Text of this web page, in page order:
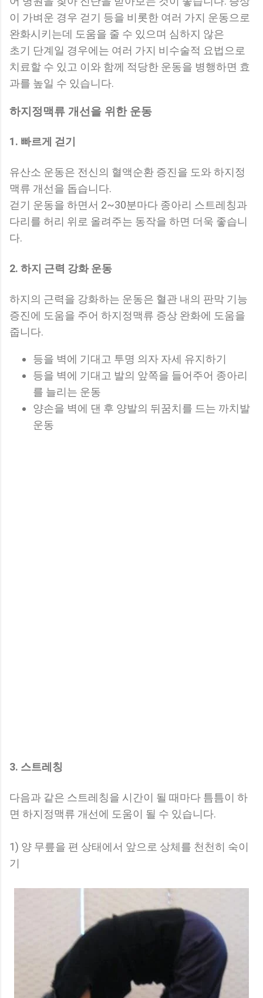
이 가벼운 경우 걷기 등을 비롯한 여러 가지 운동으로
완화시키는데 도움을 줄 수 있으며 심하지 않은
초기 단계일 경우에는 여러 가지 비수술적 요법으로
치료할 수 있고 이와 함께 적당한 운동을 병행하면 효
과를 높일 수 있습니다.
하지정맥류 개선을 위한 운동
1. 빠르게 걷기
유산소 운동은 전신의 혈액순환 증진을 도와 하지정
맥류 개선을 돕습니다.
걷기 운동을 하면서 2~30분마다 종아리 스트레칭과
다리를 허리 위로 올려주는 동작을 하면 더욱 좋습니
다.
2. 하지 근력 강화 운동
하지의 근력을 강화하는 운동은 혈관 내의 판막 기능
증진에 도움을 주어 하지정맥류 증상 완화에 도움을
줍니다.
등을 벽에 기대고 투명 의자 자세 유지하기
등을 벽에 기대고 발의 앞쪽을 들어주어 종아리
를 늘리는 운동
양손을 벽에 댄 후 양발의 뒤꿈치를 드는 까치발
운동
3. 스트레칭
다음과 같은 스트레칭을 시간이 될 때마다 틈틈이 하
면 하지정맥류 개선에 도움이 될 수 있습니다.
1) 양 무릎을 편 상태에서 앞으로 상체를 천천히 숙이
기